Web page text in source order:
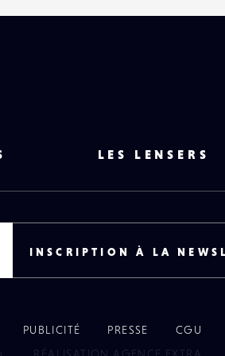
LES LENSERS
INSCRIPTION À LA
PUBLICITÉ PRESSE
CGU